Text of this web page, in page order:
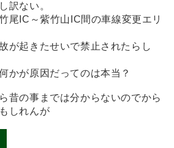
訳ない。
尾IC～紫竹山IC間の車線変更エリ
が起きたせいで禁止されたらし
かが原因だってのは本当？
昔の事までは分からないのでから
しれんが